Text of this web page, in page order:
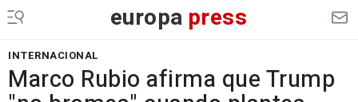
europa press
INTERNACIONAL
Marco Rubio afirma que Trump